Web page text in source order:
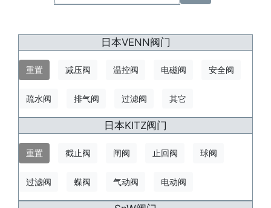
日本VENN阀门
重置 减压阀 温控阀 电磁阀 安全阀
疏水阀 排气阀 过滤阀 其它
日本KITZ阀门
重置 截止阀 闸阀 止回阀 球阀
过滤阀 蝶阀 气动阀 电动阀